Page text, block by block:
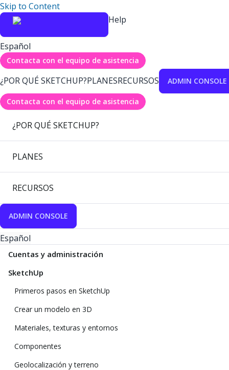
Skip to Content
Help
Español
Contacta con el equipo de asistencia
¿POR QUÉ SKETCHUP?PLANESRECURSOS ADMIN CONSOLE
Contacta con el equipo de asistencia
¿POR QUÉ SKETCHUP?
PLANES
RECURSOS
ADMIN CONSOLE
Español
Cuentas y administración
SketchUp
Primeros pasos en SketchUp
Crear un modelo en 3D
Materiales, texturas y entornos
Componentes
Geolocalización y terreno